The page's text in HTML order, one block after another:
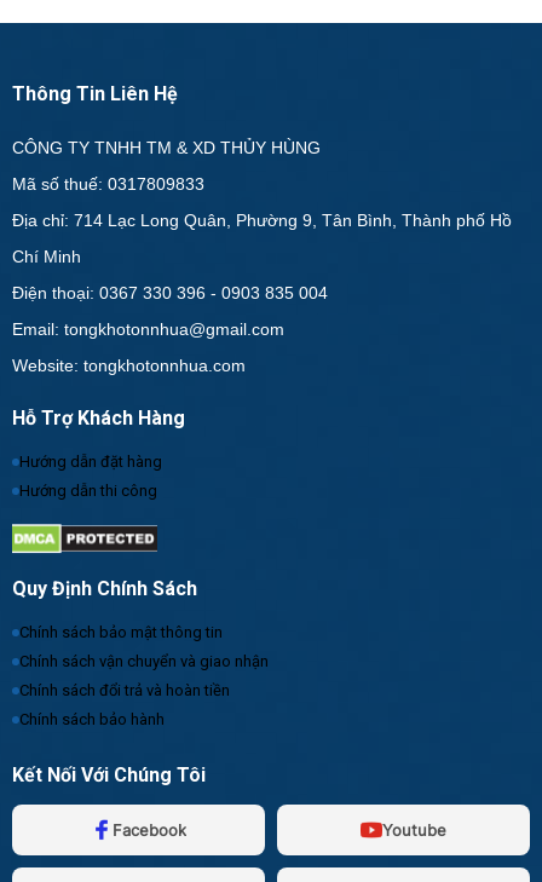
Thông Tin Liên Hệ
CÔNG TY TNHH TM & XD THỦY HÙNG
Mã số thuế: 0317809833
Địa chỉ: 714 Lạc Long Quân, Phường 9, Tân Bình, Thành phố Hồ
Chí Minh
Điện thoại: 0367 330 396 - 0903 835 004
Email: tongkhotonnhua@gmail.com
Website: tongkhotonnhua.com
Hỗ Trợ Khách Hàng
Hướng dẫn đặt hàng
Hướng dẫn thi công
Quy Định Chính Sách
Chính sách bảo mật thông tin
Chính sách vận chuyển và giao nhận
Chính sách đổi trả và hoàn tiền
Chính sách bảo hành
Kết Nối Với Chúng Tôi
Facebook Youtube